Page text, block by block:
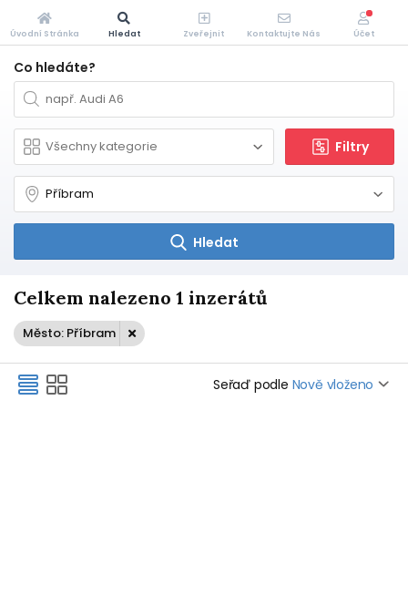
Co hledáte?
Filtry
Hledat
Celkem nalezeno 1 inzerátů
Město: Příbram
Seřaď podle Nově vloženo
Úvodní Stránka Hledat Zveřejnit Kontaktujte Nás Účet